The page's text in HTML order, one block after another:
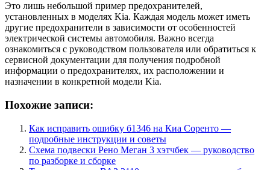
Это лишь небольшой пример предохранителей,
установленных в моделях Kia. Каждая модель может иметь
другие предохранители в зависимости от особенностей
электрической системы автомобиля. Важно всегда
ознакомиться с руководством пользователя или обратиться к
сервисной документации для получения подробной
информации о предохранителях, их расположении и
назначении в конкретной модели Kia.
Похожие записи:
Как исправить ошибку б1346 на Киа Соренто —
подробные инструкции и советы
Схема подвески Рено Меган 3 хэтчбек — руководство
по разборке и сборке